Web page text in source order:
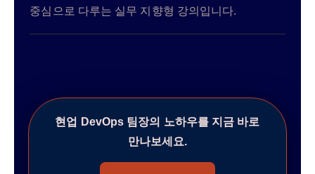
중심으로 다루는 실무 지향형 강의입니다.
현업 DevOps 팀장의 노하우를 지금 바로
만나보세요.